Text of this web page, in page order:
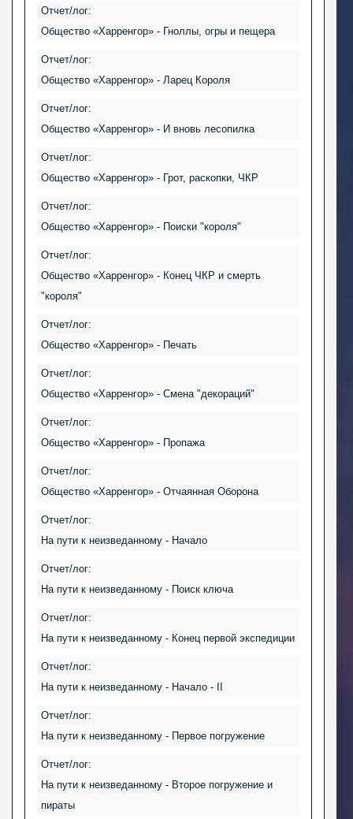
Отчет/лог:
Общество «Харренгор» - Гноллы, огры и пещера
Отчет/лог:
Общество «Харренгор» - Ларец Короля
Отчет/лог:
Общество «Харренгор» - И вновь лесопилка
Отчет/лог:
Общество «Харренгор» - Грот, раскопки, ЧКР
Отчет/лог:
Общество «Харренгор» - Поиски "короля"
Отчет/лог:
Общество «Харренгор» - Конец ЧКР и смерть
"короля"
Отчет/лог:
Общество «Харренгор» - Печать
Отчет/лог:
Общество «Харренгор» - Смена "декораций"
Отчет/лог:
Общество «Харренгор» - Пропажа
Отчет/лог:
Общество «Харренгор» - Отчаянная Оборона
Отчет/лог:
На пути к неизведанному - Начало
Отчет/лог:
На пути к неизведанному - Поиск ключа
Отчет/лог:
На пути к неизведанному - Конец первой экспедиции
Отчет/лог:
На пути к неизведанному - Начало - II
Отчет/лог:
На пути к неизведанному - Первое погружение
Отчет/лог:
На пути к неизведанному - Второе погружение и
пираты